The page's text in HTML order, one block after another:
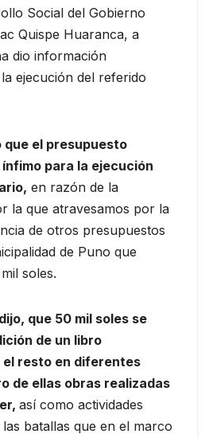
Social del Gobierno
Quispe Huaranca, a
dio información
ejecución del referido
que el presupuesto
para la ejecución
en razón de la
la que atravesamos por la
de otros presupuestos
de Puno que
soles.
que 50 mil soles se
de un libro
resto en diferentes
de ellas obras realizadas
así como actividades
batallas que en el marco